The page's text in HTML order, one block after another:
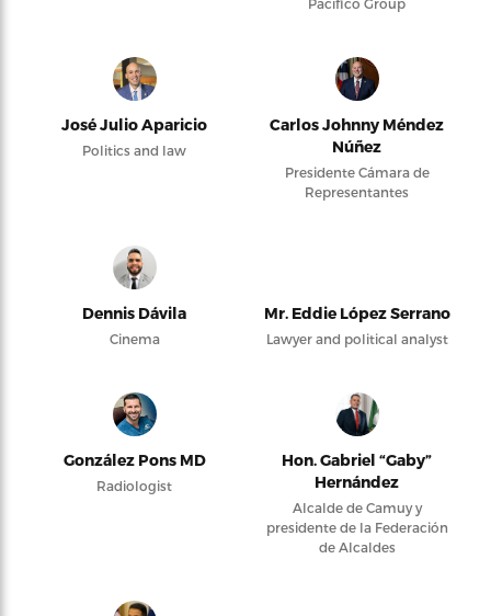
Pacifico Group
José Julio Aparicio
Politics and law
Carlos Johnny Méndez
Núñez
Presidente Cámara de
Representantes
Dennis Dávila
Cinema
Mr. Eddie López Serrano
Lawyer and political analyst
González Pons MD
Radiologist
Hon. Gabriel “Gaby”
Hernández
Alcalde de Camuy y
presidente de la Federación
de Alcaldes